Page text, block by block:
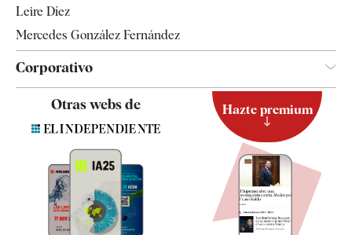
Leire Díez
Mercedes González Fernández
Corporativo
Quiénes somos
Especificaciones
Otras webs de Hazte premium